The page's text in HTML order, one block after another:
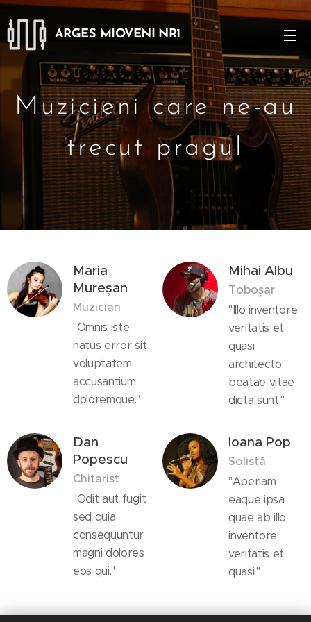
ARGES MIOVENI NR1
Muzicieni care ne-au
trecut pragul
Maria
Mureșan
Muzician
"Omnis iste
natus error sit
voluptatem
accusantium
doloremque."
Mihai Albu
Toboșar
"Illo inventore
veritatis et
quasi
architecto
beatae vitae
dicta sunt."
Dan
Popescu
Chitarist
"Odit aut fugit
sed quia
consequuntur
magni dolores
eos qui."
Ioana Pop
Solistă
"Aperiam
eaque ipsa
quae ab illo
inventore
veritatis et
quasi."